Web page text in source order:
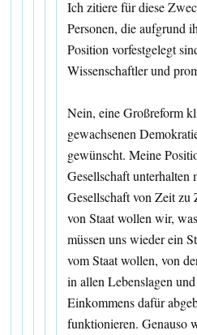
Ich zitiere für diese
Personen, die aufgrund
Position vorfestgelegt
Wissenschaftler und
Nein, eine Großreform
gewachsenen
gewünscht. Meine
Gesellschaft unterhalten
Gesellschaft von Zeit zu
von Staat wollen wir,
müssen uns wieder ein
vom Staat wollen, von
in allen Lebenslagen
Einkommens dafür
funktionieren. Genauso